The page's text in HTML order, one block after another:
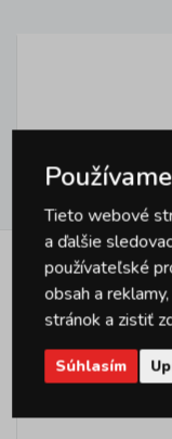
Tieto webové
a ďalšie
používateľské
obsah a
stránok a zistiť
Súhlasím